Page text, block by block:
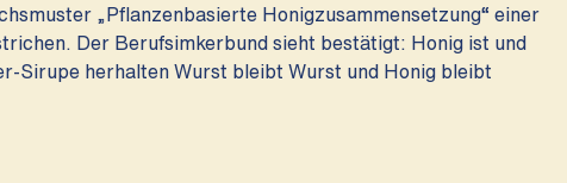
„Pflanzenbasierte Honigzusammensetzung“ einer
Der Berufsimkerbund sieht bestätigt: Honig ist und
Sirupe herhalten Wurst bleibt Wurst und Honig bleibt